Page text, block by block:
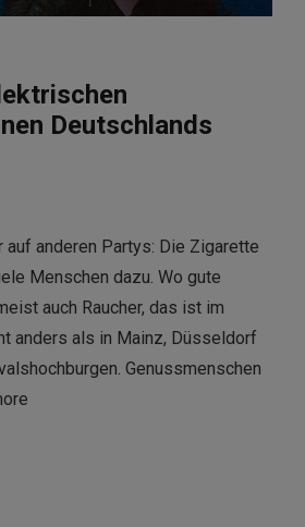
Deutschlands
auf anderen Partys: Die Zigarette
Menschen dazu. Wo gute
auch Raucher, das ist im
anders als in Mainz, Düsseldorf
Genussmenschen